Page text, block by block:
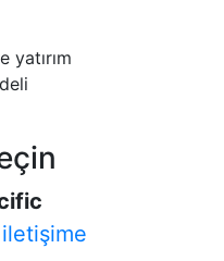
yatırım